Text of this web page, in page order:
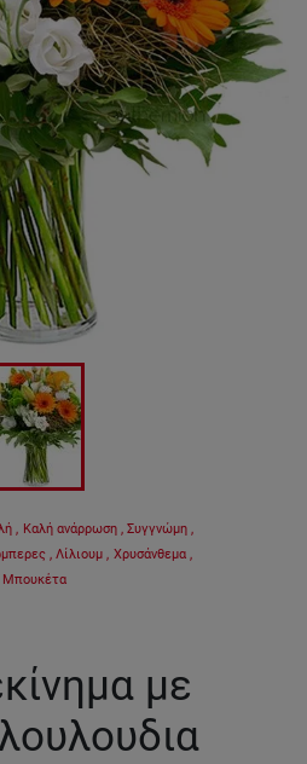
, Καλή ανάρρωση , Συγγνώμη ,
, Λίλιουμ , Χρυσάνθεμα ,
Μπουκέτα
με